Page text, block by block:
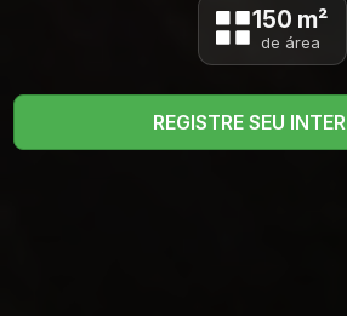
150 m²
de área
REGISTRE SEU